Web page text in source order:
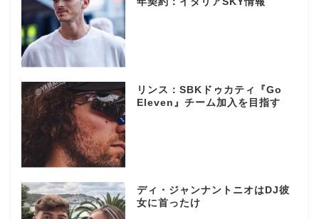
リンス：SBKドゥカティ『Go
Eleven』チーム加入を目指す
ディ・ジャンナントニオはDJ彼
女に首ったけ